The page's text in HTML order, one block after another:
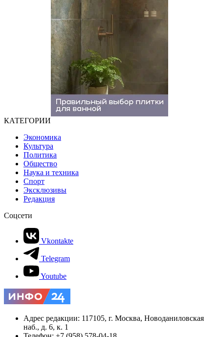
КАТЕГОРИИ
Экономика
Культура
Политика
Общество
Наука и техника
Спорт
Эксклюзивы
Редакция
Соцсети
Vkontakte
Telegram
Youtube
Адрес редакции: 117105, г. Москва, Новоданиловская
наб., д. 6, к. 1